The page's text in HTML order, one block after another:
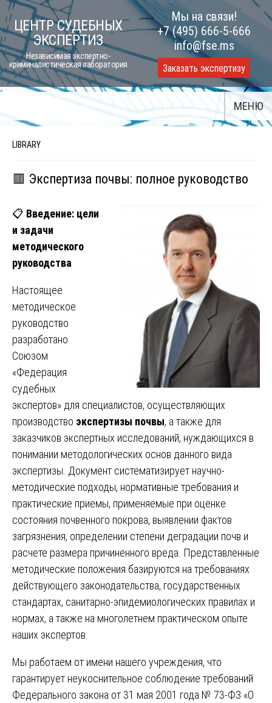
Skip
to
content
ЦЕНТР СУДЕБНЫХ
ЭКСПЕРТИЗ
Независимая экспертно-
криминалистическая лаборатория
Мы на связи!
+7 (495) 666-5-666
info@fse.ms
Заказать экспертизу
МЕНЮ
LIBRARY
🟥 Экспертиза почвы: полное руководство
📋 Введение: цели
и задачи
методического
руководства
Настоящее
методическое
руководство
разработано
Союзом
«Федерация
судебных
экспертов» для специалистов, осуществляющих
производство экспертизы почвы, а также для
заказчиков экспертных исследований, нуждающихся в
понимании методологических основ данного вида
экспертизы. Документ систематизирует научно-
методические подходы, нормативные требования и
практические приемы, применяемые при оценке
состояния почвенного покрова, выявлении фактов
загрязнения, определении степени деградации почв и
расчете размера причиненного вреда. Представленные
методические положения базируются на требованиях
действующего законодательства, государственных
стандартах, санитарно-эпидемиологических правилах и
нормах, а также на многолетнем практическом опыте
наших экспертов.
Мы работаем от имени нашего учреждения, что
гарантирует неукоснительное соблюдение требований
Федерального закона от 31 мая 2001 года № 73-ФЗ «О